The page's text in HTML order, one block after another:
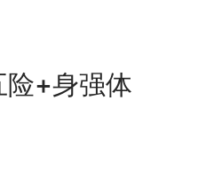
险+身强体